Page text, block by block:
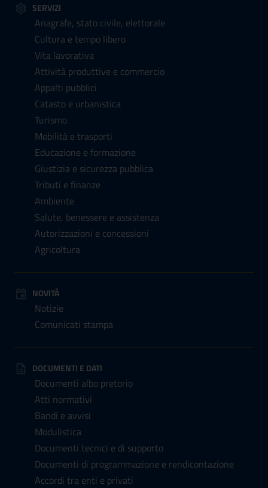
SERVIZI
Anagrafe, stato civile, elettorale
Cultura e tempo libero
Vita lavorativa
Attività produttive e commercio
Appalti pubblici
Catasto e urbanistica
Turismo
Mobilità e trasporti
Educazione e formazione
Giustizia e sicurezza pubblica
Tributi e finanze
Ambiente
Salute, benessere e assistenza
Autorizzazioni e concessioni
Agricoltura
NOVITÀ
Notizie
Comunicati stampa
DOCUMENTI E DATI
Documenti albo pretorio
Atti normativi
Bandi e avvisi
Modulistica
Documenti tecnici e di supporto
Documenti di programmazione e rendicontazione
Accordi tra enti e privati